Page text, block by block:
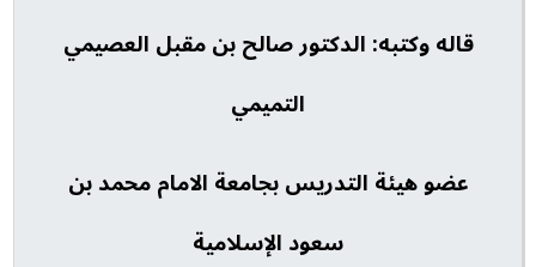
قاله وكتبه: الدكتور صالح بن مقبل العصيمي
التميمي
عضو هيئة التدريس بجامعة الامام محمد بن
سعود الإسلامية